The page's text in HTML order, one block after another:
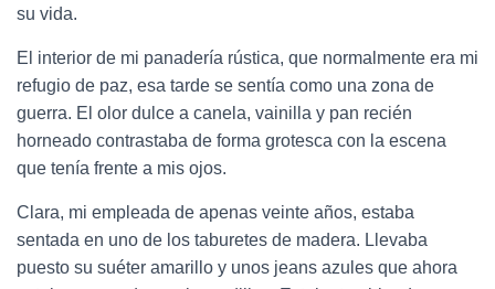
su vida.
El interior de mi panadería rústica, que normalmente era mi
refugio de paz, esa tarde se sentía como una zona de
guerra. El olor dulce a canela, vainilla y pan recién
horneado contrastaba de forma grotesca con la escena
que tenía frente a mis ojos.
Clara, mi empleada de apenas veinte años, estaba
sentada en uno de los taburetes de madera. Llevaba
puesto su suéter amarillo y unos jeans azules que ahora